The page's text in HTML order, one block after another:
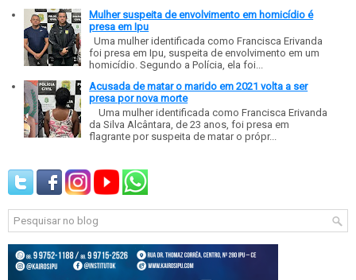
Mulher suspeita de envolvimento em homicídio é
presa em Ipu
Uma mulher identificada como Francisca Erivanda
foi presa em Ipu, suspeita de envolvimento em um
homicídio. Segundo a Polícia, ela foi...
Acusada de matar o marido em 2021 volta a ser
presa por nova morte
Uma mulher identificada como Francisca Erivanda
da Silva Alcântara, de 23 anos, foi presa em
flagrante por suspeita de matar o própr...